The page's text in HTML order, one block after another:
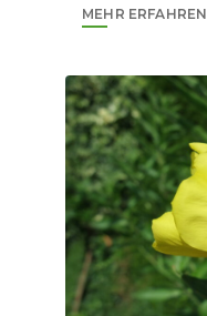
MEHR ERFAHREN